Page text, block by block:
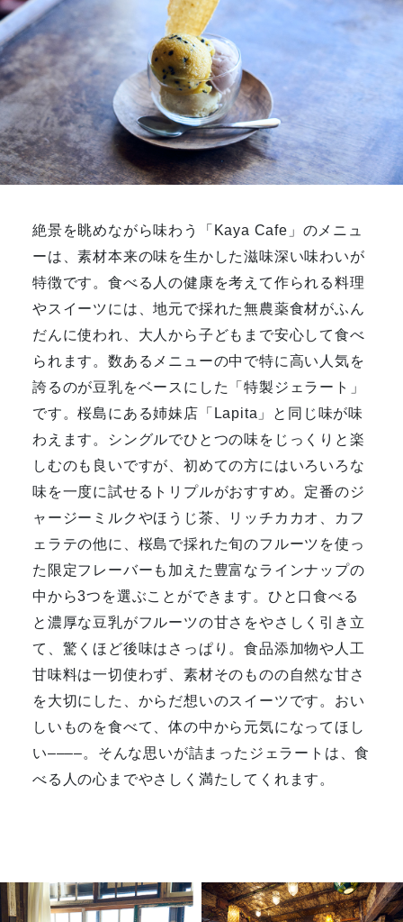
絶景を眺めながら味わう「Kaya Cafe」のメニュ
ーは、素材本来の味を生かした滋味深い味わいが
特徴です。食べる人の健康を考えて作られる料理
やスイーツには、地元で採れた無農薬食材がふん
だんに使われ、大人から子どもまで安心して食べ
られます。数あるメニューの中で特に高い人気を
誇るのが豆乳をベースにした「特製ジェラート」
です。桜島にある姉妹店「Lapita」と同じ味が味
わえます。シングルでひとつの味をじっくりと楽
しむのも良いですが、初めての方にはいろいろな
味を一度に試せるトリプルがおすすめ。定番のジ
ャージーミルクやほうじ茶、リッチカカオ、カフ
ェラテの他に、桜島で採れた旬のフルーツを使っ
た限定フレーバーも加えた豊富なラインナップの
中から3つを選ぶことができます。ひと口食べる
と濃厚な豆乳がフルーツの甘さをやさしく引き立
て、驚くほど後味はさっぱり。食品添加物や人工
甘味料は一切使わず、素材そのものの自然な甘さ
を大切にした、からだ想いのスイーツです。おい
しいものを食べて、体の中から元気になってほし
い––––。そんな思いが詰まったジェラートは、食
べる人の心までやさしく満たしてくれます。